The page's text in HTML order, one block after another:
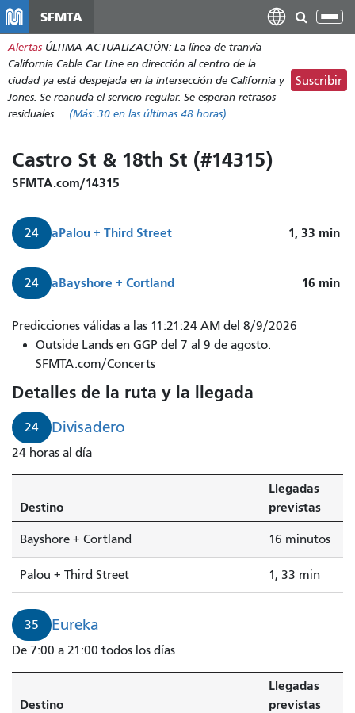
contenido
principal
SFMTA
Alertas ÚLTIMA ACTUALIZACIÓN: La línea de tranvía
California Cable Car Line en dirección al centro de la
ciudad ya está despejada en la intersección de California y
Jones. Se reanuda el servicio regular. Se esperan retrasos
residuales.
(Más: 30 en las últimas 48 horas)
Suscribir
Castro St & 18th St (#14315)
SFMTA.com/14315
24 aPalou + Third Street 1, 33 min
24 aBayshore + Cortland 16 min
El
autobús
Divisadero
a
Palou
+
Third
Street
en
minuto.
Predicciones válidas a las 11:21:24 AM del 8/9/2026
Outside Lands en GGP del 7 al 9 de agosto.
SFMTA.com/Concerts
Detalles de la ruta y la llegada
24 Divisadero
24 horas al día
Destino
Llegadas
previstas
Bayshore + Cortland 16 minutos
Palou + Third Street 1, 33 min
35 Eureka
De 7:00 a 21:00 todos los días
Destino
Llegadas
previstas